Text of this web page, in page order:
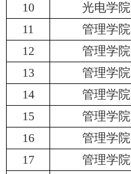
10
光电学院
11
管理学院
12
管理学院
13
管理学院
14
管理学院
15
管理学院
16
管理学院
17
管理学院